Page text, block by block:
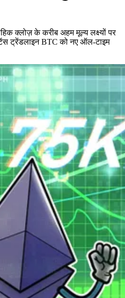
क्लोज़ के करीब अहम मूल्य लक्ष्यों पर
ट्रेंडलाइन BTC को नए ऑल-टाइम